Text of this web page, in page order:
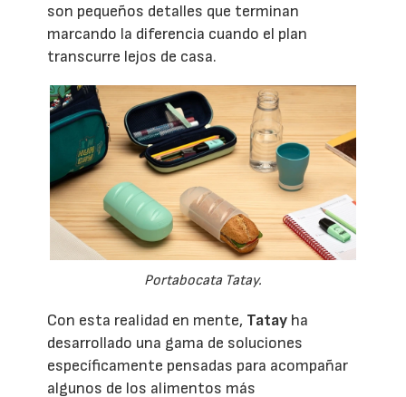
son pequeños detalles que terminan
marcando la diferencia cuando el plan
transcurre lejos de casa.
Portabocata Tatay.
Con esta realidad en mente, Tatay ha
desarrollado una gama de soluciones
específicamente pensadas para acompañar
algunos de los alimentos más